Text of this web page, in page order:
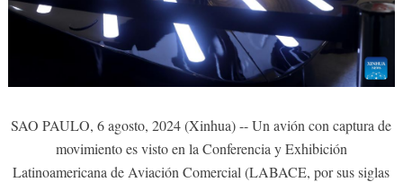
SAO PAULO, 6 agosto, 2024 (Xinhua) -- Un avión con captura de
movimiento es visto en la Conferencia y Exhibición
Latinoamericana de Aviación Comercial (LABACE, por sus siglas